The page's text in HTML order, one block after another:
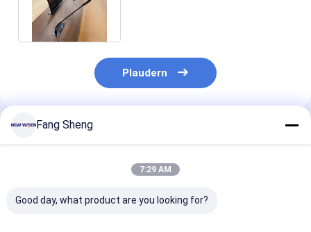
Plaudern
Empfohlene Produkte
Fang Sheng
7:29 AM
Good day, what product are you looking for?